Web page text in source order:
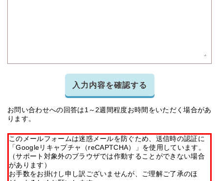
入力内容を確認する
お問い合わせへの回答は1～2週間程度お時間をいただく場合があ
ります。
このメールフォームは迷惑メールを防ぐため、送信時の認証に
「Googleリキャプチャ（reCAPTCHA）」を使用しています。
（サポート対象外のブラウザでは作動することができない場合
があります）
お手数をお掛けし申し訳ございませんが、ご理解ご了承のほ